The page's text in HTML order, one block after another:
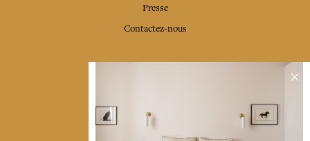
Presse
Contactez-nous
Linge de table